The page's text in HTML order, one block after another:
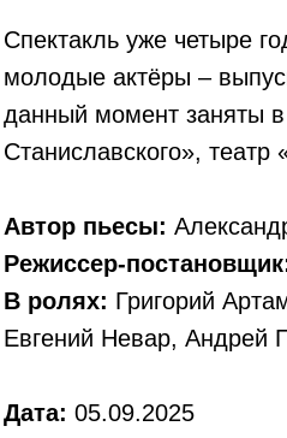
Спектакль уже четыре
молодые актёры –
данный момент заняты
Станиславского»,
Автор пьесы:
Режиссер-
В ролях: Григорий
Евгений Невар, Андрей
Дата: 05.09.2025